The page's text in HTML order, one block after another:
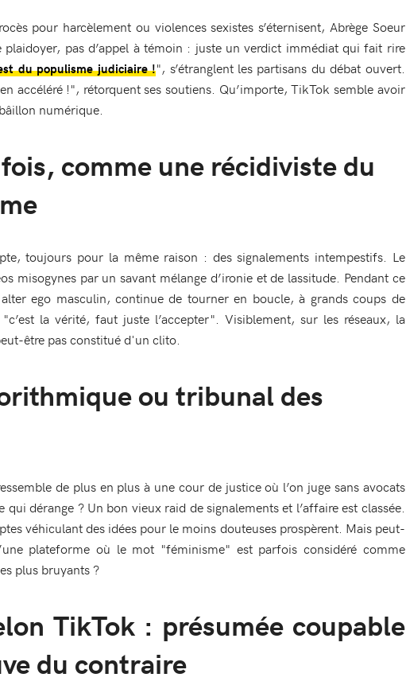
pour harcèlement ou violences sexistes s’éternisent, Abrège Soeur
plaidoyer, pas d’appel à témoin : juste un verdict immédiat qui fait rire
du populisme judiciaire !", s’étranglent les partisans du débat ouvert.
accéléré !", rétorquent ses soutiens. Qu’importe, TikTok semble avoir
numérique.
comme une récidiviste du
toujours pour la même raison : des signalements intempestifs. Le
misogynes par un savant mélange d’ironie et de lassitude. Pendant ce
ego masculin, continue de tourner en boucle, à grands coups de
la vérité, faut juste l’accepter". Visiblement, sur les réseaux, la
être pas constitué d'un clito.
ou tribunal des
de plus en plus à une cour de justice où l’on juge sans avocats
qui dérange ? Un bon vieux raid de signalements et l’affaire est classée.
véhiculant des idées pour le moins douteuses prospèrent. Mais peut-
plateforme où le mot "féminisme" est parfois considéré comme
plus bruyants ?
TikTok : présumée coupable
du contraire